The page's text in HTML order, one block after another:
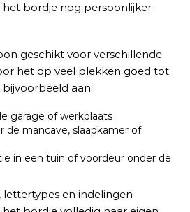
bordje nog persoonlijker
geschikt voor verschillende
het op veel plekken goed tot
aan:
garage of werkplaats
de mancave, slaapkamer of
in een tuin of voordeur onder de
lettertypes en indelingen